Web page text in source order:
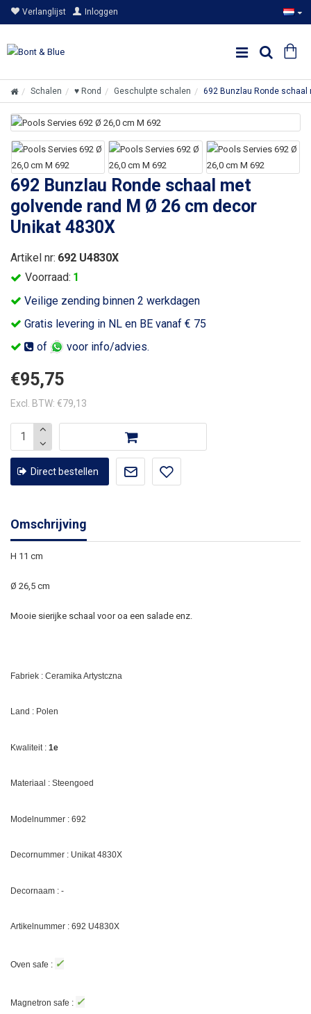
Verlanglijst Inloggen
Schalen ♥ Rond Geschulpte schalen 692 Bunzlau Ronde
692 Bunzlau Ronde schaal met
golvende rand M Ø 26 cm decor
Unikat 4830X
Veilige zending binnen 2 werkdagen
Gratis levering in NL en BE vanaf € 75
of
voor info/advies.
Voorraad: 1
Artikel nr: 692 U4830X
€95,75
Excl. BTW: €79,13
Direct bestellen
Omschrijving
H 11 cm
Ø 26,5 cm
Mooie sierijke schaal voor oa een salade enz.
Fabriek : Ceramika Artystczna
Land : Polen
Kwaliteit : 1e
Materiaal : Steengoed
Modelnummer : 692
Decornummer : Unikat 4830X
Decornaam : -
Artikelnummer : 692 U4830X
Oven safe : ✓
Magnetron safe : ✓